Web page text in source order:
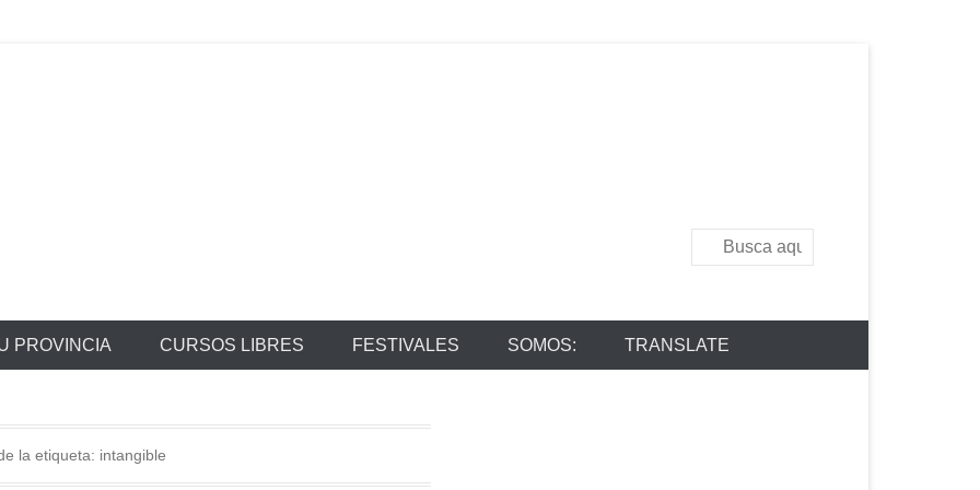
Buscar
PROVINCIA CURSOS LIBRES FESTIVALES SOMOS: TRANSLATE
la etiqueta: intangible